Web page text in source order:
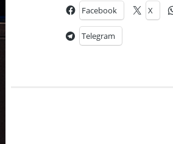
Facebook X
Telegram